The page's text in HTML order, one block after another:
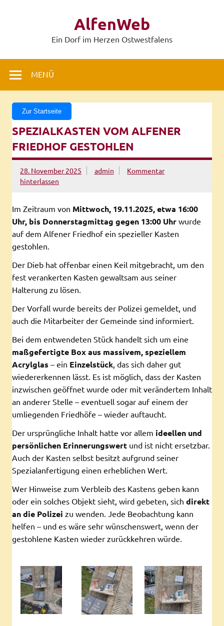
AlfenWeb
Ein Dorf im Herzen Ostwestfalens
MENÜ
Zur Startseite
SPEZIALKASTEN VOM ALFENER
FRIEDHOF GESTOHLEN
28. November 2025 admin
Kommentar
hinterlassen
Im Zeitraum von Mittwoch, 19.11.2025, etwa 16:00
Uhr, bis Donnerstagmittag gegen 13:00 Uhr wurde
auf dem Alfener Friedhof ein spezieller Kasten
gestohlen.
Der Dieb hat offenbar einen Keil mitgebracht, um den
fest verankerten Kasten gewaltsam aus seiner
Halterung zu lösen.
Der Vorfall wurde bereits der Polizei gemeldet, und
auch die Mitarbeiter der Gemeinde sind informiert.
Bei dem entwendeten Stück handelt sich um eine
maßgefertigte Box aus massivem, speziellem
Acrylglas – ein Einzelstück , das sich daher gut
wiedererkennen lässt. Es ist möglich, dass der Kasten
inzwischen geöffnet wurde oder mit verändertem Inhalt
an anderer Stelle – eventuell sogar auf einem der
umliegenden Friedhöfe – wieder auftaucht.
Der ursprüngliche Inhalt hatte vor allem ideellen und
persönlichen Erinnerungswert und ist nicht ersetzbar.
Auch der Kasten selbst besitzt aufgrund seiner
Spezialanfertigung einen erheblichen Wert.
Wer Hinweise zum Verbleib des Kastens geben kann
oder ein solches Objekt sieht, wird gebeten, sich direkt
an die Polizei zu wenden. Jede Beobachtung kann
helfen – und es wäre sehr wünschenswert, wenn der
gestohlene Kasten wieder zurückkehren würde.